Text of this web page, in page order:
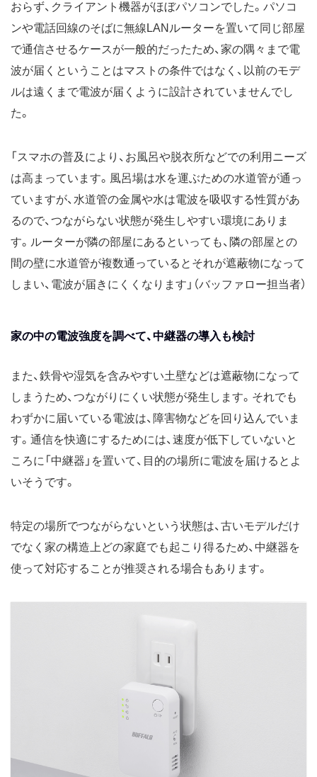
おらず、クライアント機器がほぼパソコンでした。パソコ
ンや電話回線のそばに無線LANルーターを置いて同じ部屋
で通信させるケースが一般的だったため、家の隅々まで電
波が届くということはマストの条件ではなく、以前のモデ
ルは遠くまで電波が届くように設計されていませんでし
た。
「スマホの普及により、お風呂や脱衣所などでの利用ニーズ
は高まっています。風呂場は水を運ぶための水道管が通っ
ていますが、水道管の金属や水は電波を吸収する性質があ
るので、つながらない状態が発生しやすい環境にありま
す。ルーターが隣の部屋にあるといっても、隣の部屋との
間の壁に水道管が複数通っているとそれが遮蔽物になって
しまい、電波が届きにくくなります」（バッファロー担当者）
家の中の電波強度を調べて、中継器の導入も検討
また、鉄骨や湿気を含みやすい土壁などは遮蔽物になって
しまうため、つながりにくい状態が発生します。それでも
わずかに届いている電波は、障害物などを回り込んでいま
す。通信を快適にするためには、速度が低下していないと
ころに「中継器」を置いて、目的の場所に電波を届けるとよ
いそうです。
特定の場所でつながらないという状態は、古いモデルだけ
でなく家の構造上どの家庭でも起こり得るため、中継器を
使って対応することが推奨される場合もあります。